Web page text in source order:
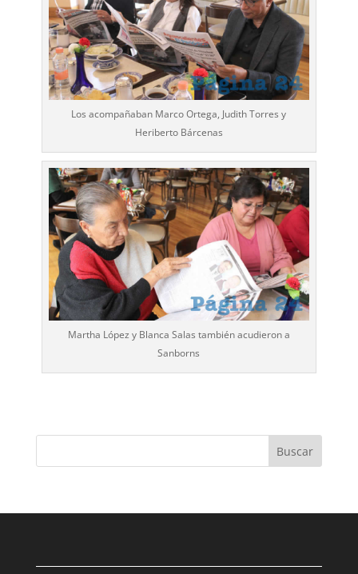
Los acompañaban Marco Ortega, Judith Torres y
Heriberto Bárcenas
Martha López y Blanca Salas también acudieron a
Sanborns
Buscar